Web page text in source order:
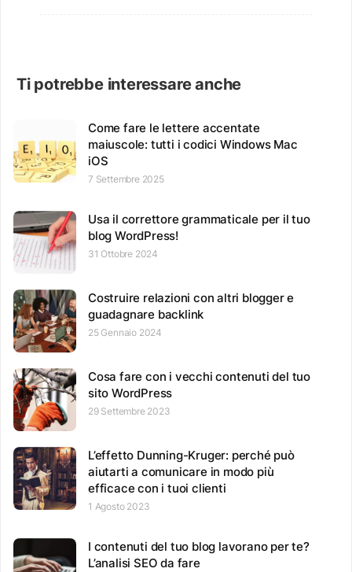
Ti potrebbe interessare anche
Come fare le lettere accentate
maiuscole: tutti i codici Windows Mac
iOS
7 Settembre 2025
Usa il correttore grammaticale per il tuo
blog WordPress!
31 Ottobre 2024
Costruire relazioni con altri blogger e
guadagnare backlink
25 Gennaio 2024
Cosa fare con i vecchi contenuti del tuo
sito WordPress
29 Settembre 2023
L’effetto Dunning-Kruger: perché può
aiutarti a comunicare in modo più
efficace con i tuoi clienti
1 Agosto 2023
I contenuti del tuo blog lavorano per te?
L’analisi SEO da fare